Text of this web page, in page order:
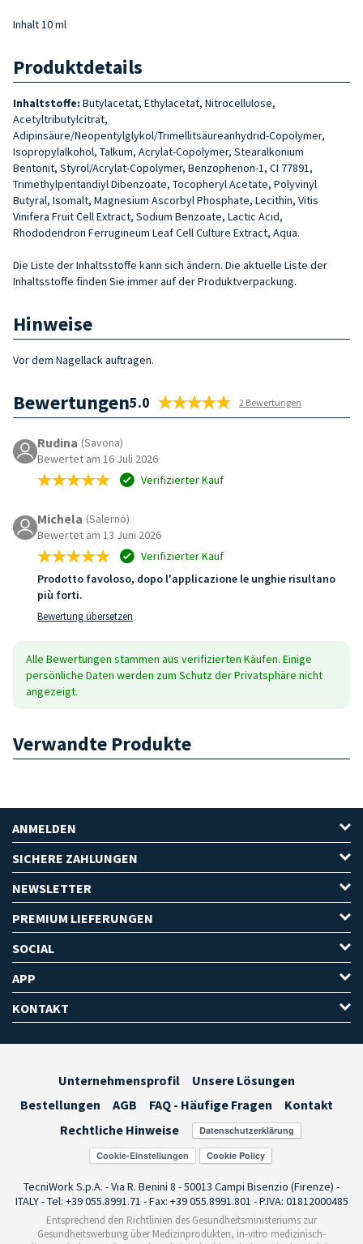
Inhalt 10 ml
Produktdetails
Inhaltstoffe: Butylacetat, Ethylacetat, Nitrocellulose,
Acetyltributylcitrat,
Adipinsäure/Neopentylglykol/Trimellitsäureanhydrid-Copolymer,
Isopropylalkohol, Talkum, Acrylat-Copolymer, Stearalkonium
Bentonit, Styrol/Acrylat-Copolymer, Benzophenon-1, CI 77891,
Trimethylpentandiyl Dibenzoate, Tocopheryl Acetate, Polyvinyl
Butyral, Isomalt, Magnesium Ascorbyl Phosphate, Lecithin, Vitis
Vinifera Fruit Cell Extract, Sodium Benzoate, Lactic Acid,
Rhododendron Ferrugineum Leaf Cell Culture Extract, Aqua.
Die Liste der Inhaltsstoffe kann sich ändern. Die aktuelle Liste der
Inhaltsstoffe finden Sie immer auf der Produktverpackung.
Hinweise
Vor dem Nagellack auftragen.
Bewertungen5.0 2 Bewertungen
Rudina (Savona)
Bewertet am 16 Juli 2026
Verifizierter Kauf
Michela (Salerno)
Bewertet am 13 Juni 2026
Verifizierter Kauf
Prodotto favoloso, dopo l'applicazione le unghie risultano
più forti.
Bewertung übersetzen
Alle Bewertungen stammen aus verifizierten Käufen. Einige
persönliche Daten werden zum Schutz der Privatsphäre nicht
angezeigt.
Verwandte Produkte
ANMELDEN
SICHERE ZAHLUNGEN
NEWSLETTER
PREMIUM LIEFERUNGEN
SOCIAL
APP
KONTAKT
Unternehmensprofil
Unsere Lösungen
Bestellungen
AGB FAQ - Häufige Fragen
Kontakt
Rechtliche Hinweise
Cookie-Einstellungen
TecniWork S.p.A. - Via R. Benini 8 - 50013 Campi Bisenzio (Firenze) -
ITALY - Tel: +39 055.8991.71 - Fax: +39 055.8991.801 - P.IVA: 01812000485
Entsprechend den Richtlinien des Gesundheitsministeriums zur
Gesundheitswerbung über Medizinprodukten, in-vitro medizinisch-